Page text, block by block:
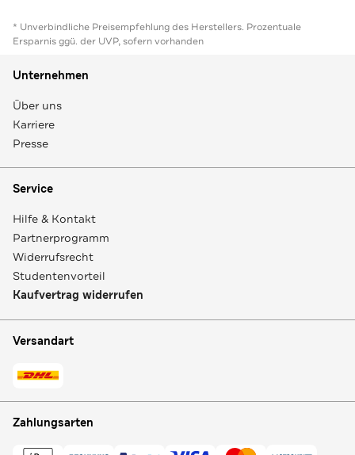
* Unverbindliche Preisempfehlung des Herstellers. Prozentuale
Ersparnis ggü. der UVP, sofern vorhanden
Unternehmen
Über uns
Karriere
Presse
Service
Hilfe & Kontakt
Partnerprogramm
Widerrufsrecht
Studentenvorteil
Kaufvertrag widerrufen
Versandart
Zahlungsarten